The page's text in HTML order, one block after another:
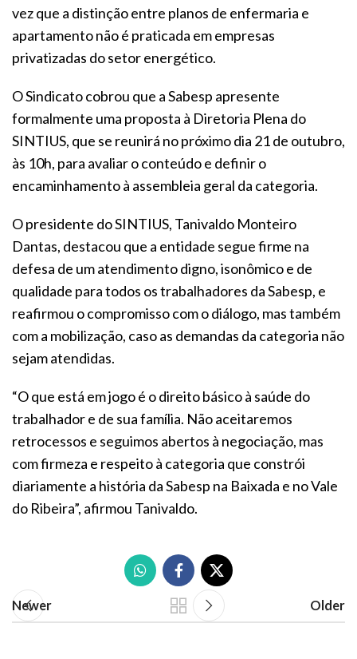
vez que a distinção entre planos de enfermaria e
apartamento não é praticada em empresas
privatizadas do setor energético.
O Sindicato cobrou que a Sabesp apresente
formalmente uma proposta à Diretoria Plena do
SINTIUS, que se reunirá no próximo dia 21 de outubro,
às 10h, para avaliar o conteúdo e definir o
encaminhamento à assembleia geral da categoria.
O presidente do SINTIUS, Tanivaldo Monteiro
Dantas, destacou que a entidade segue firme na
defesa de um atendimento digno, isonômico e de
qualidade para todos os trabalhadores da Sabesp, e
reafirmou o compromisso com o diálogo, mas também
com a mobilização, caso as demandas da categoria não
sejam atendidas.
“O que está em jogo é o direito básico à saúde do
trabalhador e de sua família. Não aceitaremos
retrocessos e seguimos abertos à negociação, mas
com firmeza e respeito à categoria que constrói
diariamente a história da Sabesp na Baixada e no Vale
do Ribeira”, afirmou Tanivaldo.
Newer Older